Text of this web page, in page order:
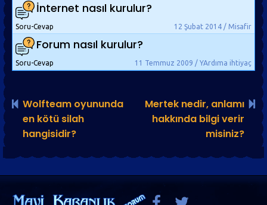
İnternet nasıl kurulur?
12 Şubat 2014 / Misafir
Soru-Cevap
Forum nasıl kurulur?
11 Temmuz 2009 / YArdıma ihtiyaç
Soru-Cevap
Wolfteam oyununda
en kötü silah
hangisidir?
Mertek nedir, anlamı
hakkında bilgi verir
misiniz?